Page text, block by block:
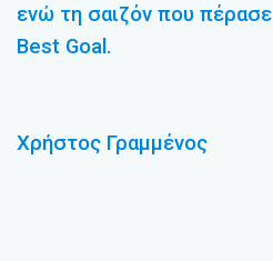
ενώ τη σαιζόν που
Best Goal.
Χρήστος Γραμμένος